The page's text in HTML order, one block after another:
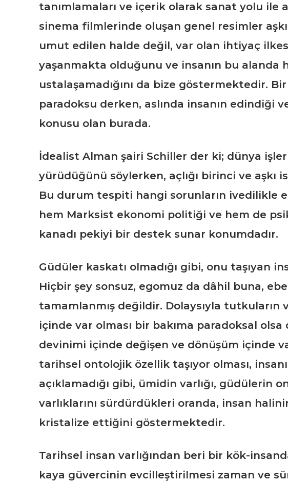
tanımlamaları ve içerik olarak sanat yolu ile
sinema filmlerinde oluşan genel resimler
umut edilen halde değil, var olan ihtiyaç
yaşanmakta olduğunu ve insanın bu alanda
ustalaşamadığını da bize göstermektedir.
paradoksu derken, aslında insanın edindiği
konusu olan burada.
İdealist Alman şairi Schiller der ki; dünya
yürüdüğünü söylerken, açlığı birinci ve aşkı
Bu durum tespiti hangi sorunların ivedilikle
hem Marksist ekonomi politiği ve hem de
kanadı pekiyi bir destek sunar konumdadır.
Güdüler kaskatı olmadığı gibi, onu taşıyan
Hiçbir şey sonsuz, egomuz da dâhil buna,
tamamlanmış değildir. Dolaysıyla
içinde var olması bir bakıma paradoksal
devinimi içinde değişen ve dönüşüm içinde
tarihsel ontolojik özellik taşıyor olması,
açıklamadığı gibi, ümidin varlığı,
varlıklarını sürdürdükleri oranda, insan
kristalize ettiğini göstermektedir.
Tarihsel insan varlığından beri bir kök-
kaya güvercinin evcilleştirilmesi zaman ve